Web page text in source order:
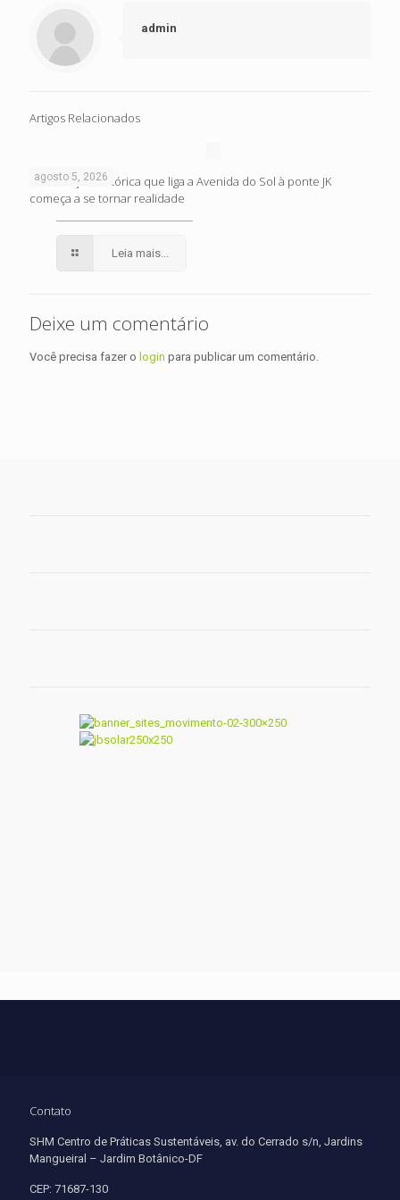
admin
Artigos Relacionados
agosto 5, 2026
Intervenção histórica que liga a Avenida do Sol à ponte JK
começa a se tornar realidade
Leia mais...
Deixe um comentário
Você precisa fazer o login para publicar um comentário.
Contato
SHM Centro de Práticas Sustentáveis, av. do Cerrado s/n, Jardins
Mangueiral – Jardim Botânico-DF
CEP: 71687-130